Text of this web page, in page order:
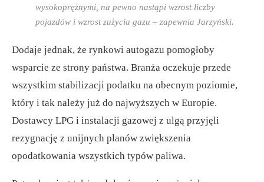
wysokoprężnymi, na pewno nastąpi wzrost liczby
pojazdów i wzrost zużycia gazu – zapewnia Jarzyński.
Dodaje jednak, że rynkowi autogazu pomogłoby
wsparcie ze strony państwa. Branża oczekuje przede
wszystkim stabilizacji podatku na obecnym poziomie,
który i tak należy już do najwyższych w Europie.
Dostawcy LPG i instalacji gazowej z ulgą przyjęli
rezygnację z unijnych planów zwiększenia
opodatkowania wszystkich typów paliwa.